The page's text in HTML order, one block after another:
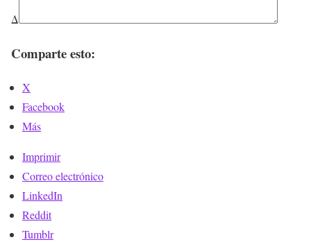
Δ
Comparte esto:
X
Facebook
Más
Imprimir
Correo electrónico
LinkedIn
Reddit
Tumblr